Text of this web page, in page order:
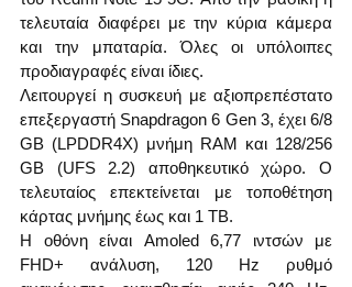
τελευταία διαφέρει με την κύρια κάμερα
και την μπαταρία. Όλες οι υπόλοιπες
προδιαγραφές είναι ίδιες.
Λειτουργεί η συσκευή με αξιοπρεπέστατο
επεξεργαστή Snapdragon 6 Gen 3, έχει 6/8
GB (LPDDR4X) μνήμη RAM και 128/256
GB (UFS 2.2) αποθηκευτικό χώρο. Ο
τελευταίος επεκτείνεται με τοποθέτηση
κάρτας μνήμης έως και 1 TB.
Η οθόνη είναι Amoled 6,77 ιντσών με
FHD+ ανάλυση, 120 Hz ρυθμό